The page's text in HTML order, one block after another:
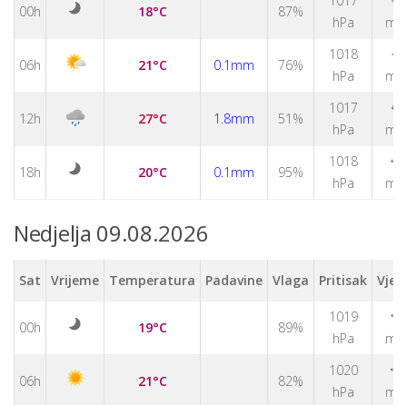
00h 18°C 87%
hPa
m/s
06h 21°C 0.1mm 76%
1018
hPa
↑
m/s
12h 27°C 1.8mm 51%
1017
hPa
↑
m/s
18h 20°C 0.1mm 95%
1018
hPa
↑
m/s
Nedjelja 09.08.2026
Sat Vrijeme Temperatura Padavine Vlaga Pritisak
00h 19°C 89%
1019
hPa
↑
m/s
06h 21°C 82%
1020
hPa
↑
m/s